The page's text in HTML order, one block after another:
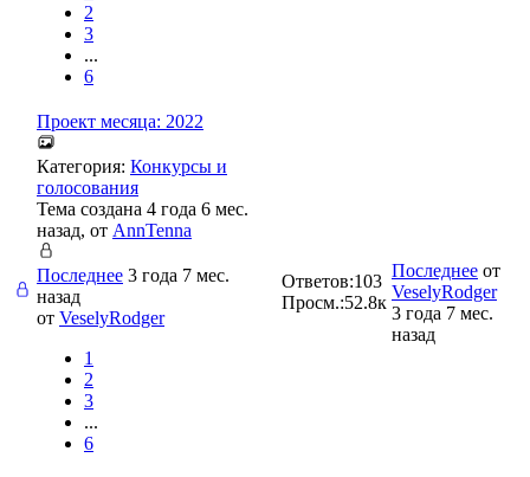
2
3
...
6
Проект месяца: 2022
Категория: Конкурсы и
голосования
Тема создана 4 года 6 мес.
назад, от AnnTenna
Последнее 3 года 7 мес.
назад
от VeselyRodger
1
2
3
...
6
Ответов:103
Просм.:52.8к
Последнее от
VeselyRodger
3 года 7 мес.
назад